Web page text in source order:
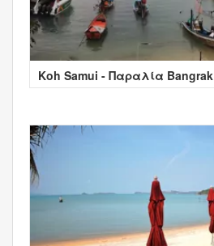
Koh Samui - Παραλία Bangrak